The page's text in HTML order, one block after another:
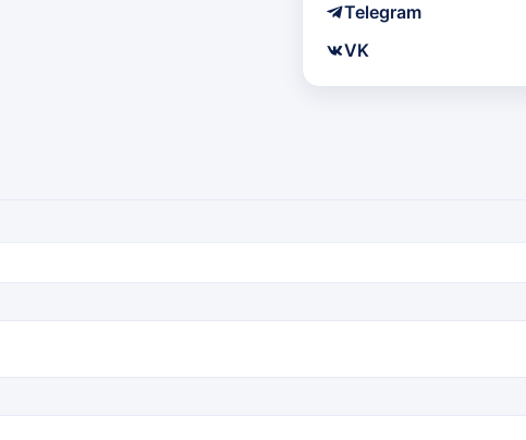
Telegram
VK